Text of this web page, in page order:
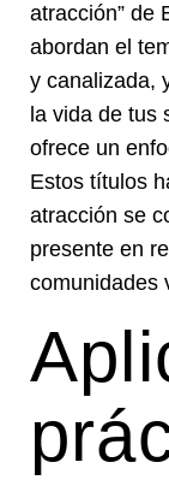
atracción” de
abordan el
y canalizada,
la vida de tus
ofrece un
Estos títulos
atracción se
presente en
comunidades